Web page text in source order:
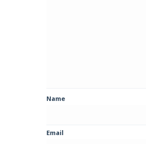
Name
Email